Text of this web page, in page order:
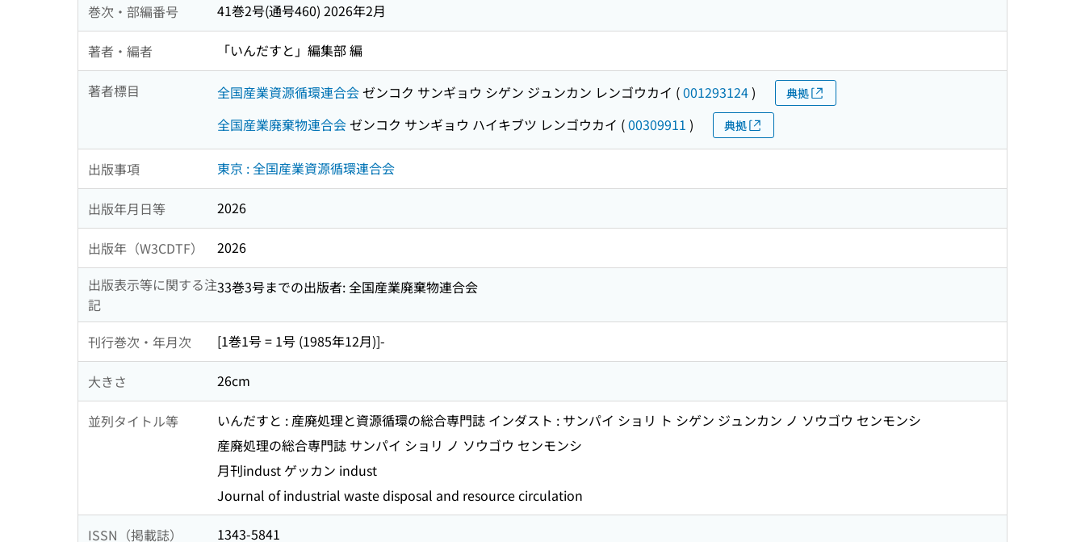
巻次・部編番号 41巻2号(通号460) 2026年2月
著者・編者 「いんだすと」編集部 編
著者標目 全国産業資源循環連合会ゼンコク サンギョウ シゲン ジュンカン レンゴウカイ (001293124) 典拠
全国産業廃棄物連合会ゼンコク サンギョウ ハイキブツ レンゴウカイ (00309911 ) 典拠
出版事項 東京 : 全国産業資源循環連合会
出版年月日等 2026
出版年（W3CDTF）
2026
出版表示等に関する注
記
33巻3号までの出版者: 全国産業廃棄物連合会
刊行巻次・年月次 [1巻1号 = 1号 (1985年12月)]-
大きさ 26cm
並列タイトル等
いんだすと : 産廃処理と資源循環の総合専門誌 インダスト : サンパイ ショリ ト シゲン ジュンカン ノ ソウゴウ センモンシ
産廃処理の総合専門誌 サンパイ ショリ ノ ソウゴウ センモンシ
月刊indust ゲッカン indust
Journal of industrial waste disposal and resource circulation
ISSN（掲載誌） 1343-5841